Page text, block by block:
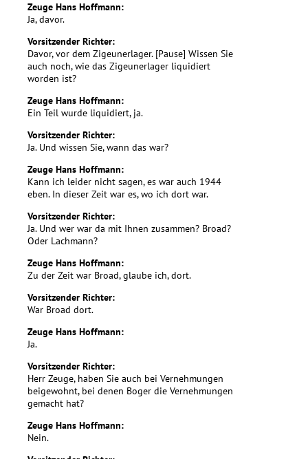
Zeuge Hans Hoffmann:
Ja, davor.
Vorsitzender Richter:
Davor, vor dem Zigeunerlager. [Pause] Wissen Sie
auch noch, wie das Zigeunerlager liquidiert
worden ist?
Zeuge Hans Hoffmann:
Ein Teil wurde liquidiert, ja.
Vorsitzender Richter:
Ja. Und wissen Sie, wann das war?
Zeuge Hans Hoffmann:
Kann ich leider nicht sagen, es war auch 1944
eben. In dieser Zeit war es, wo ich dort war.
Vorsitzender Richter:
Ja. Und wer war da mit Ihnen zusammen? Broad?
Oder Lachmann?
Zeuge Hans Hoffmann:
Zu der Zeit war Broad, glaube ich, dort.
Vorsitzender Richter:
War Broad dort.
Zeuge Hans Hoffmann:
Ja.
Vorsitzender Richter:
Herr Zeuge, haben Sie auch bei Vernehmungen
beigewohnt, bei denen Boger die Vernehmungen
gemacht hat?
Zeuge Hans Hoffmann:
Nein.